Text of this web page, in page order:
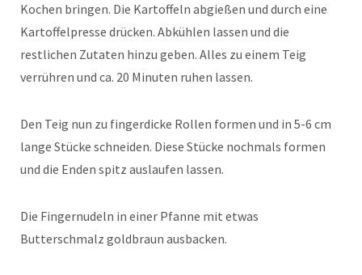
Kochen bringen. Die Kartoffeln abgießen und durch eine
Kartoffelpresse drücken. Abkühlen lassen und die
restlichen Zutaten hinzu geben. Alles zu einem Teig
verrühren und ca. 20 Minuten ruhen lassen.
Den Teig nun zu fingerdicke Rollen formen und in 5-6 cm
lange Stücke schneiden. Diese Stücke nochmals formen
und die Enden spitz auslaufen lassen.
Die Fingernudeln in einer Pfanne mit etwas
Butterschmalz goldbraun ausbacken.